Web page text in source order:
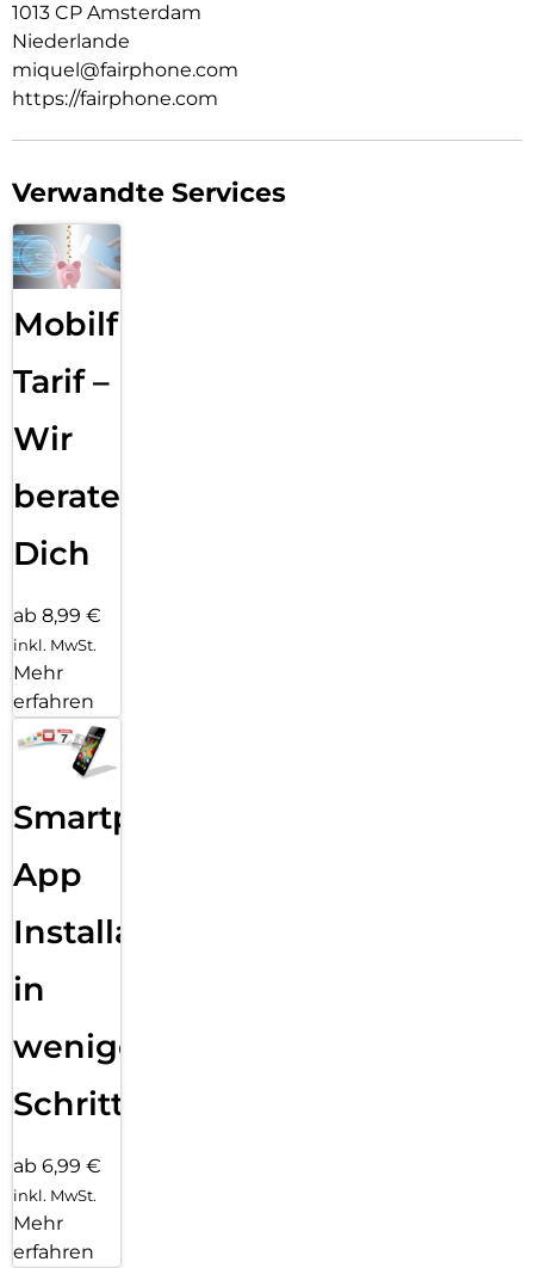
1013 CP Amsterdam
Niederlande
miquel@fairphone.com
https://fairphone.com
Verwandte Services
Mobilfunk
Tarif –
Wir
beraten
Dich
ab 8,99 €
inkl. MwSt.
Mehr
erfahren
Smartphone
App
Installation
in
wenigen
Schritten
ab 6,99 €
inkl. MwSt.
Mehr
erfahren